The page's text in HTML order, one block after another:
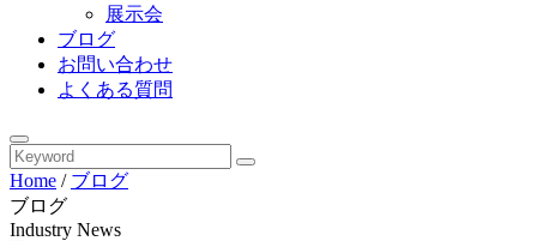
展示会
ブログ
お問い合わせ
よくある質問
Home / ブログ
ブログ
Industry News